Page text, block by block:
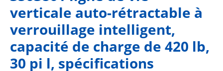
verticale auto-rétractable à
verrouillage intelligent,
capacité de charge de 420 lb,
30 pi l, spécifications